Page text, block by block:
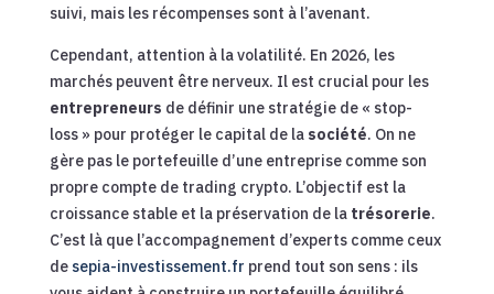
suivi, mais les récompenses sont à l’avenant.
Cependant, attention à la volatilité. En 2026, les
marchés peuvent être nerveux. Il est crucial pour les
entrepreneurs de définir une stratégie de « stop-
loss » pour protéger le capital de la société. On ne
gère pas le portefeuille d’une entreprise comme son
propre compte de trading crypto. L’objectif est la
croissance stable et la préservation de la trésorerie.
C’est là que l’accompagnement d’experts comme ceux
de sepia-investissement.fr prend tout son sens : ils